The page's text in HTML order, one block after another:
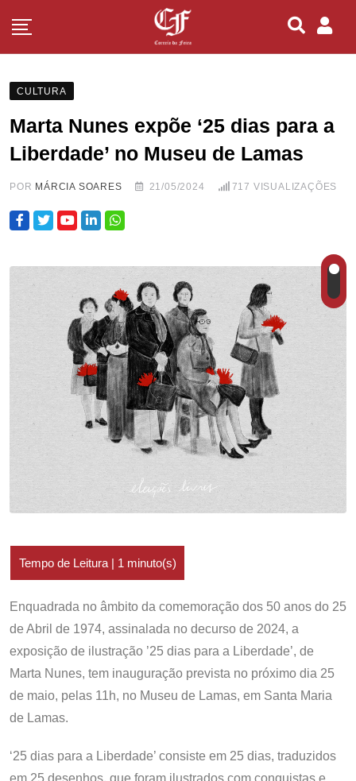
CULTURA
Marta Nunes expõe ‘25 dias para a
Liberdade’ no Museu de Lamas
POR MÁRCIA SOARES 21/05/2024 717 VISUALIZAÇÕES
Enquadrada no âmbito da comemoração dos 50 anos do 25
de Abril de 1974, assinalada no decurso de 2024, a
exposição de ilustração ’25 dias para a Liberdade’, de
Marta Nunes, tem inauguração prevista no próximo dia 25
de maio, pelas 11h, no Museu de Lamas, em Santa Maria
de Lamas.
‘25 dias para a Liberdade’ consiste em 25 dias, traduzidos